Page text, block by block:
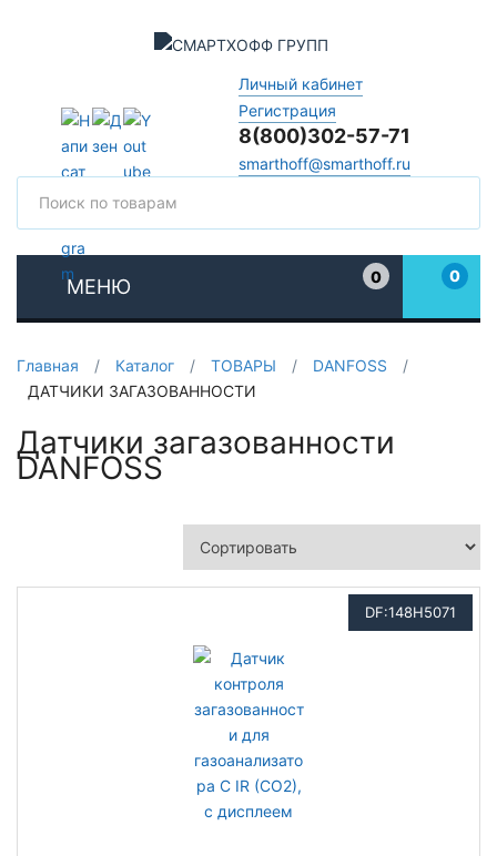
Личный кабинет
Регистрация
8(800)302-57-71
smarthoff@smarthoff.ru
МЕНЮ
0
0
Главная / Каталог / ТОВАРЫ / DANFOSS
/
ДАТЧИКИ ЗАГАЗОВАННОСТИ
Датчики загазованности
DANFOSS
DF:148H5071